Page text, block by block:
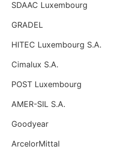
SDAAC Luxembourg
GRADEL
HITEC Luxembourg S.A.
Cimalux S.A.
POST Luxembourg
AMER-SIL S.A.
Goodyear
ArcelorMittal